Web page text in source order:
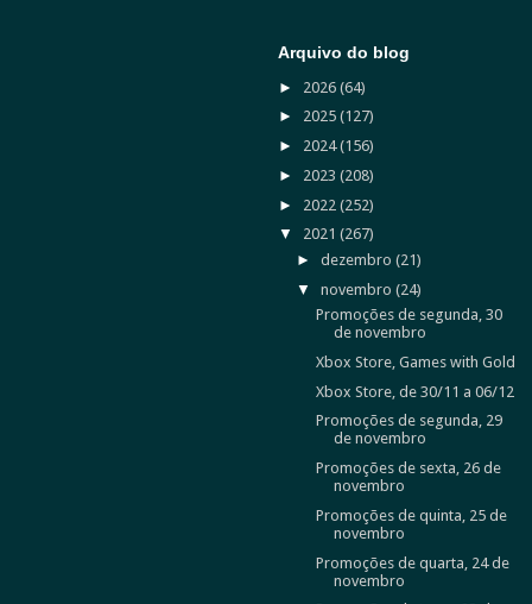
Arquivo do blog
► 2026 (64)
► 2025 (127)
► 2024(156)
► 2023 (208)
► 2022 (252)
▼ 2021 (267)
►dezembro(21)
▼novembro(24)
Promoções de segunda, 30
de novembro
Xbox Store, Games with Gold
Xbox Store, de 30/11 a 06/12
Promoções de segunda, 29
de novembro
Promoções de sexta, 26 de
novembro
Promoções de quinta, 25 de
novembro
Promoções de quarta, 24 de
novembro